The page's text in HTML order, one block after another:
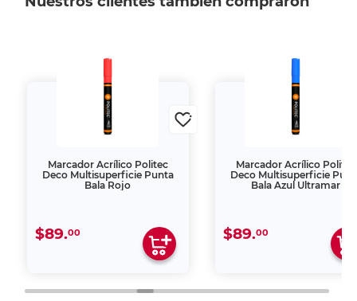
Marcador Acrílico Politec
Deco Multisuperficie Punta
Bala Rojo
$89.00
Marcador Acrílico Politec
Deco Multisuperficie
Bala Azul Ultramar
$89.00